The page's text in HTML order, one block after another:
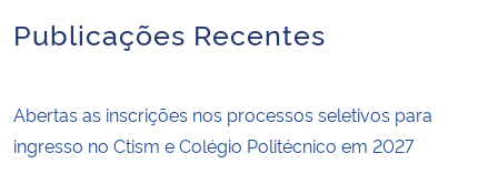
Publicações Recentes
Abertas as inscrições nos processos seletivos para
ingresso no Ctism e Colégio Politécnico em 2027